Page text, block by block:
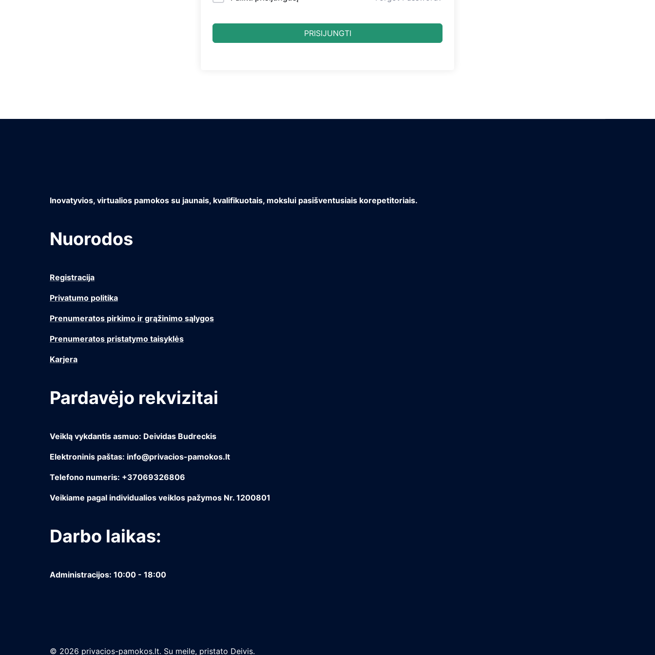
PRISIJUNGTI
Inovatyvios, virtualios pamokos su jaunais, kvalifikuotais, mokslui pasišventusiais korepetitoriais.
Nuorodos
Registracija
Privatumo politika
Prenumeratos pirkimo ir grąžinimo sąlygos
Prenumeratos pristatymo taisyklės
Karjera
Pardavėjo rekvizitai
Veiklą vykdantis asmuo: Deividas Budreckis
Elektroninis paštas: info@privacios-pamokos.lt
Telefono numeris: +37069326806
Veikiame pagal individualios veiklos pažymos Nr. 1200801
Darbo laikas:
Administracijos: 10:00 - 18:00
© 2026 privacios-pamokos.lt. Su meile, pristato Deivis.